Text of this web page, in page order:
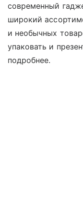
современный
широкий
и необычных
упаковать и
подробнее.